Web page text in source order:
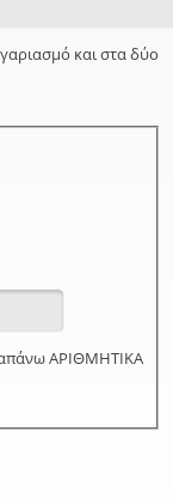
και στα δύο
ΑΡΙΘΜΗΤΙΚΑ